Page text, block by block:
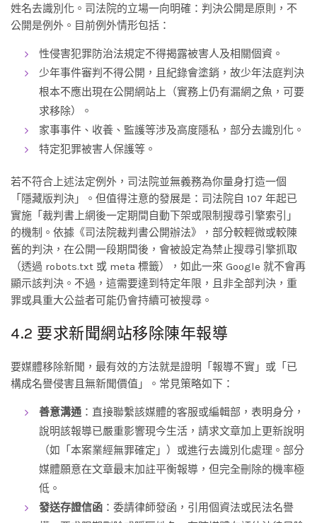
姓名去識別化。司法院的立場一向明確：判決公開是原則，不
公開是例外。目前例外情形包括：
性侵害犯罪防治法規定不得揭露被害人及相關個資。
少年事件審判不得公開，且紀錄會塗銷，故少年法庭判決
根本不應出現在公開網站上（實務上仍有漏網之魚，可要
求移除）。
家事事件、收養、監護等涉及高度隱私，部分去識別化。
特定犯罪被害人保護等。
若不符合上述法定例外，司法院並無義務為你量身打造一個
「隱藏版判決」。但值得注意的發展是：司法院自 107 年起已
實施「裁判書上網後一定期間自動下架或限制搜尋引擎索引」
的機制。依據《司法院裁判書公開辦法》，部分較輕微或較陳
舊的判決，在公開一段期間後，會被設定為禁止搜尋引擎抓取
（透過 robots.txt 或 meta 標籤），如此一來 Google 就不會再
顯示該判決。不過，這需要達到特定年限，且非全部判決，重
罪或具重大公益者可能仍會持續可被搜尋。
4.2 要求新聞網站移除陳年報導
要媒體移除新聞，最有效的方法就是證明「報導不實」或「已
構成名譽侵害且無新聞價值」。常見策略如下：
善意溝通 ：直接聯繫該媒體的客服或編輯部，表明身分，
說明該報導已嚴重影響現今生活，請求文章加上更新說明
（如「本案業經無罪確定」）或進行去識別化處理。部分
媒體願意在文章最末加註平衡報導，但完全刪除的機率極
低。
發送存證信函 ：委請律師發函，引用個資法或民法名譽